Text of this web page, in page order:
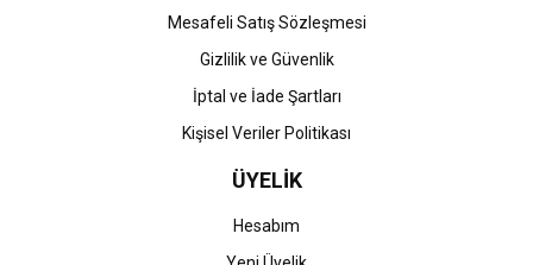
Mesafeli Satış Sözleşmesi
Gizlilik ve Güvenlik
İptal ve İade Şartları
Kişisel Veriler Politikası
ÜYELİK
Hesabım